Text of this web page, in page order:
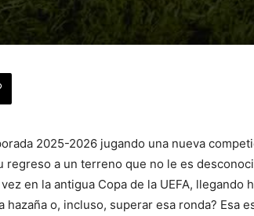
2025-2026 jugando una nueva
regreso a un terreno que no le es
en la antigua Copa de la UEFA, llegando
o, incluso, superar esa ronda? Esa